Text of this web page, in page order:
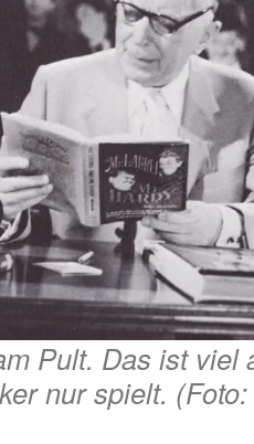
Pult. Das ist viel
nur spielt.